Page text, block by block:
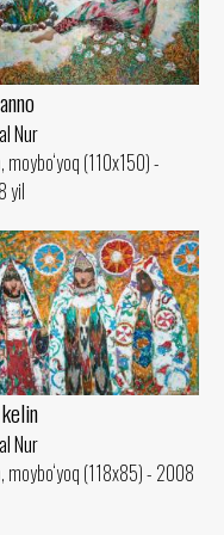
Nur
moybo‘yoq (110x150) -
yil
Nur
moybo‘yoq (118x85) - 2008